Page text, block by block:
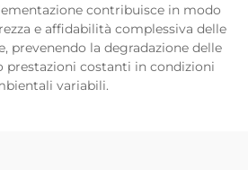
contribuisce in modo
e affidabilità complessiva delle
prevenendo la degradazione delle
prestazioni costanti in condizioni
variabili.